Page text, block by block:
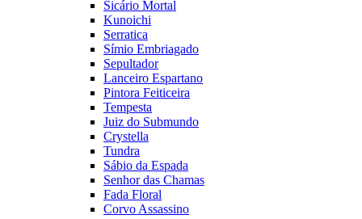
Sicário Mortal
Kunoichi
Serratica
Símio Embriagado
Sepultador
Lanceiro Espartano
Pintora Feiticeira
Tempesta
Juiz do Submundo
Crystella
Tundra
Sábio da Espada
Senhor das Chamas
Fada Floral
Corvo Assassino